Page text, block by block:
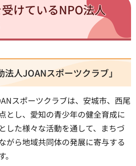
けているNPO法人
法人JOANスポーツクラブ」
スポーツクラブは、安城市、西尾
とし、愛知の青少年の健全育成に
した様々な活動を通して、まちづ
がら地域共同体の発展に寄与する